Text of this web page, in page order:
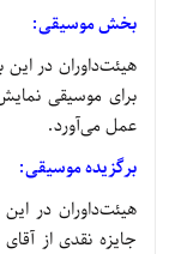
بخش موسیقی:
هیئت‌داوران در
برای موسیقی
عمل می‌آورد.
برگزیده موسیقی:
هیئت‌داوران در
جایزه نقدی از